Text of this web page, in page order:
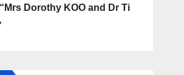
Dorothy KOO and Dr Ti